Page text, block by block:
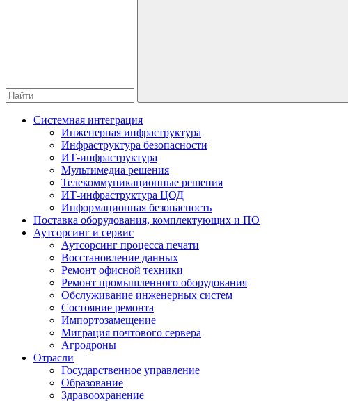
Системная интеграция
Инженерная инфраструктура
Инфраструктура безопасности
ИТ-инфраструктура
Мультимедиа решения
Телекоммуникационные решения
ИТ-инфраструктура ЦОД
Информационная безопасность
Поставка оборудования, комплектующих и ПО
Аутсорсинг и сервис
Аутсорсинг процесса печати
Восстановление данных
Ремонт офисной техники
Ремонт промышленного оборудования
Обслуживание инженерных систем
Состояние ремонта
Импортозамещение
Миграция почтового сервера
Агродроны
Отрасли
Государственное управление
Образование
Здравоохранение